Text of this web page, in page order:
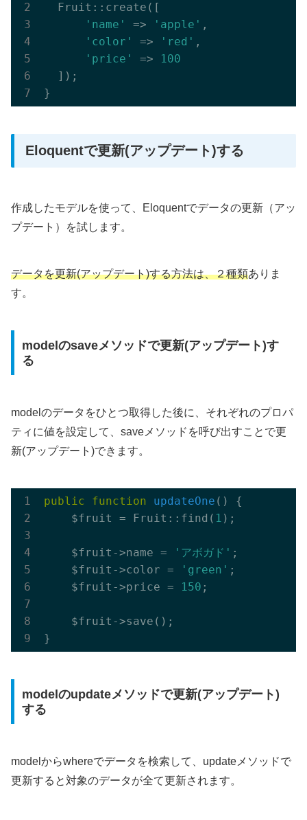
  Fruit::create([
'name'
=> 'apple' ,
'color'
=> 'red' ,
'price'
=>
100
  ]);
Eloquentで更新(アップデート)する
作成したモデルを使って、Eloquentでデータの更新（アッ
プデート）を試します。
データを更新(アップデート)する方法は、２種類ありま
す。
modelのsaveメソッドで更新(アップデート)す
る
modelのデータをひとつ取得した後に、それぞれのプロパ
ティに値を設定して、saveメソッドを呼び出すことで更
新(アップデート)できます。
public function updateOne ()
{
    $fruit = Fruit::find(
1 );
    $fruit->name =
'アボガド' ;
    $fruit->color =
'green' ;
    $fruit->price =
150 ;
    $fruit->save();
modelのupdateメソッドで更新(アップデート)
する
modelからwhereでデータを検索して、updateメソッドで
更新すると対象のデータが全て更新されます。